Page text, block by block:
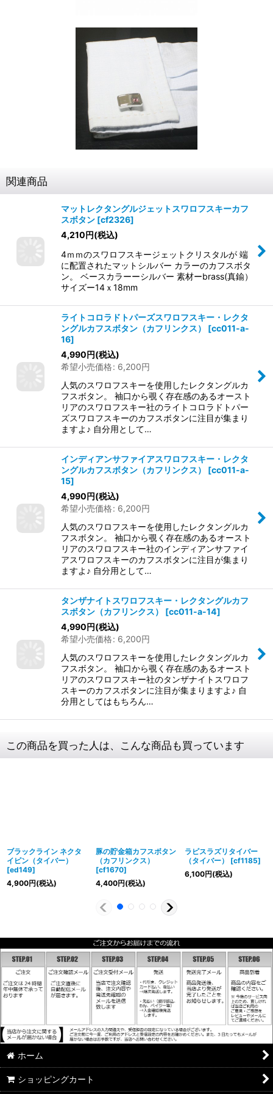
関連商品
マットレクタングルジェットスワロフスキーカフ
スボタン [cf2326]
4,210円(税込)
4ｍｍのスワロフスキージェットクリスタルが 端
に配置されたマットシルバー カラーのカフスボタ
ン。 ベースカラーーシルバー 素材ーbrass(真鍮）
サイズー14ｘ18mm
ライトコロラドトパーズスワロフスキー・レクタ
ングルカフスボタン（カフリンクス）
[cc011-a-
16]
4,990円(税込)
希望小売価格: 6,200円
人気のスワロフスキーを使用したレクタングルカ
フスボタン。 袖口から覗く存在感のあるオースト
リアのスワロフスキー社のライトコロラドトパー
ズスワロフスキーのカフスボタンに注目が集まり
ますよ♪ 自分用として…
インディアンサファイアスワロフスキー・レクタ
ングルカフスボタン（カフリンクス）
[cc011-a-
15]
4,990円(税込)
希望小売価格: 6,200円
人気のスワロフスキーを使用したレクタングルカ
フスボタン。 袖口から覗く存在感のあるオースト
リアのスワロフスキー社のインディアンサファイ
アスワロフスキーのカフスボタンに注目が集まり
ますよ♪ 自分用として…
タンザナイトスワロフスキー・レクタングルカフ
スボタン（カフリンクス）
[cc011-a-14]
4,990円(税込)
希望小売価格: 6,200円
人気のスワロフスキーを使用したレクタングルカ
フスボタン。 袖口から覗く存在感のあるオースト
リアのスワロフスキー社のタンザナイトスワロフ
スキーのカフスボタンに注目が集まりますよ♪ 自
分用としてはもちろん…
この商品を買った人は、こんな商品も買っています
ブラックライン ネクタ
イピン（タイバー）
[ed149]
4,900円(税込)
豚の貯金箱カフスボタン
（カフリンクス）
[cf1670]
4,400円(税込)
ラピスラズリタイバー
（タイバー）
[cf1185]
6,100円(税込)
ホーム
ショッピングカート